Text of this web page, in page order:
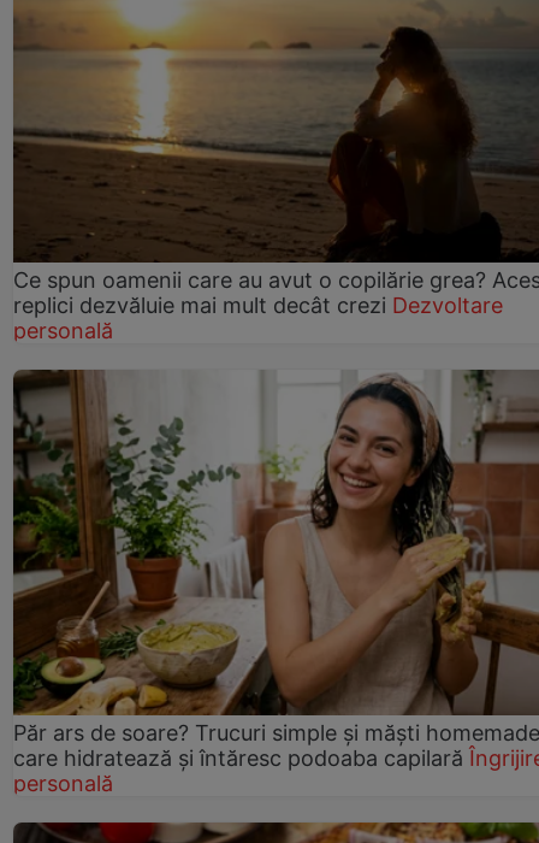
Ce spun oamenii care au avut o copilărie grea?
replici dezvăluie mai mult decât crezi Dezvoltare
personală
Păr ars de soare? Trucuri simple și măști homemade
care hidratează și întăresc podoaba capilară
personală